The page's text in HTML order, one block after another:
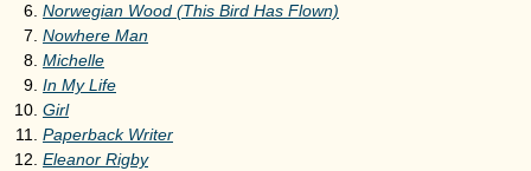
Norwegian Wood (This Bird Has Flown)
Nowhere Man
Michelle
In My Life
Girl
Paperback Writer
Eleanor Rigby